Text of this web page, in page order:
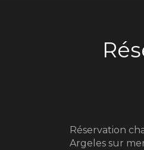
Réservation
Argeles sur